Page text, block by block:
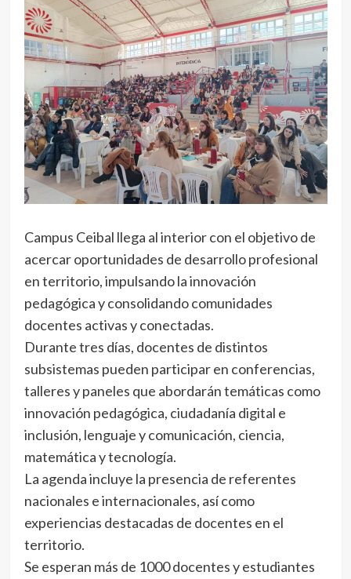
Campus Ceibal llega al interior con el objetivo de
acercar oportunidades de desarrollo profesional
en territorio, impulsando la innovación
pedagógica y consolidando comunidades
docentes activas y conectadas.
Durante tres días, docentes de distintos
subsistemas pueden participar en conferencias,
talleres y paneles que abordarán temáticas como
innovación pedagógica, ciudadanía digital e
inclusión, lenguaje y comunicación, ciencia,
matemática y tecnología.
La agenda incluye la presencia de referentes
nacionales e internacionales, así como
experiencias destacadas de docentes en el
territorio.
Se esperan más de 1000 docentes y estudiantes